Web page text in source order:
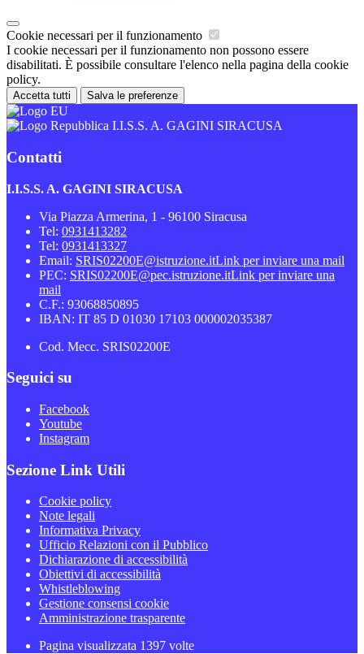
Cookie necessari per il funzionamento
I cookie necessari per il funzionamento non possono essere
disabilitati. È possibile consultare l'elenco nella pagina della cookie
policy.
Accetta tutti Salva le preferenze
I.I.S.S. A. GAGINI SIRACUSA
Contatti
I.I.S.S. A. GAGINI SIRACUSA
Via Piazza Armerina, 1 - 96100 Siracusa
Tel: 0931413282
Tel: 0931413327
Email: SRIS02200E@istruzione.itLink per inviare una mail
PEC: SRIS02200E@pec.istruzione.itLink per inviare una
mail
C.F.: 93068850895
IBAN: IT 85 D 01030 17103 000002035387
Cod. Mecc. SRIS02200E
Seguici su
Facebook
Youtube
Instagram
Sezione Link Utili
Cookie policy
Note legali
Informativa Privacy
Ufficio Relazioni con il Pubblico
Dichiarazione di accessibilità
Obiettivi di accessibilità
Whistleblowing
Gestione consensi cookie
Amministrazione trasparente
Pagina visualizzata 1397 volte